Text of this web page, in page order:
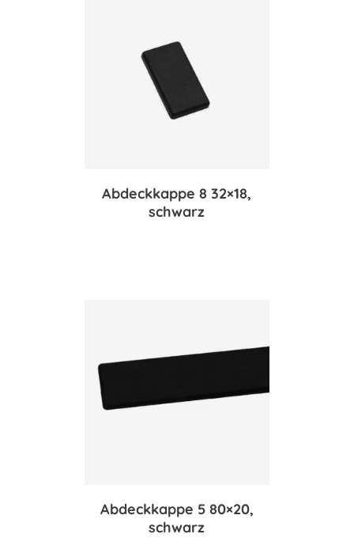
Abdeckkappe 8 32×18,
schwarz
Abdeckkappe 5 80×20,
schwarz